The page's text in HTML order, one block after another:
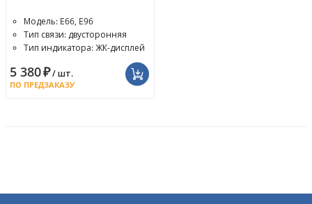
Модель: E66, E96
Тип связи: двусторонняя
Тип индикатора: ЖК-дисплей
5 380₽/ шт.
ПО ПРЕДЗАКАЗУ